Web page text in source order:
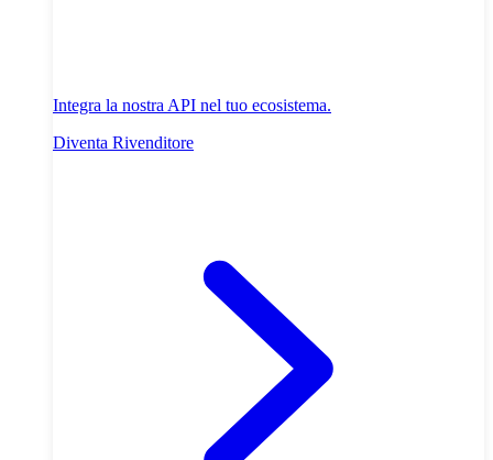
Integra la nostra API nel tuo ecosistema.
Diventa Rivenditore